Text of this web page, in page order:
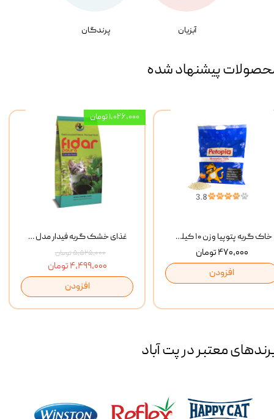
آبزیان پرندگان
پیشنهاد شده
غذای خشک گربه فیدار مدل Adult وزن 10 کیلوگرم
۵,۵۲۵,۰۰۰ تومان
۴,۴۹۹,۰۰۰ تومان
افزودن
۱,۰۲۶,۰۰۰ تومان
خاک گربه پتوپیا وزن ۱۰ کیلوگرم
۴۷۰,۰۰۰ تومان
افزودن
معتبر در پت آباد